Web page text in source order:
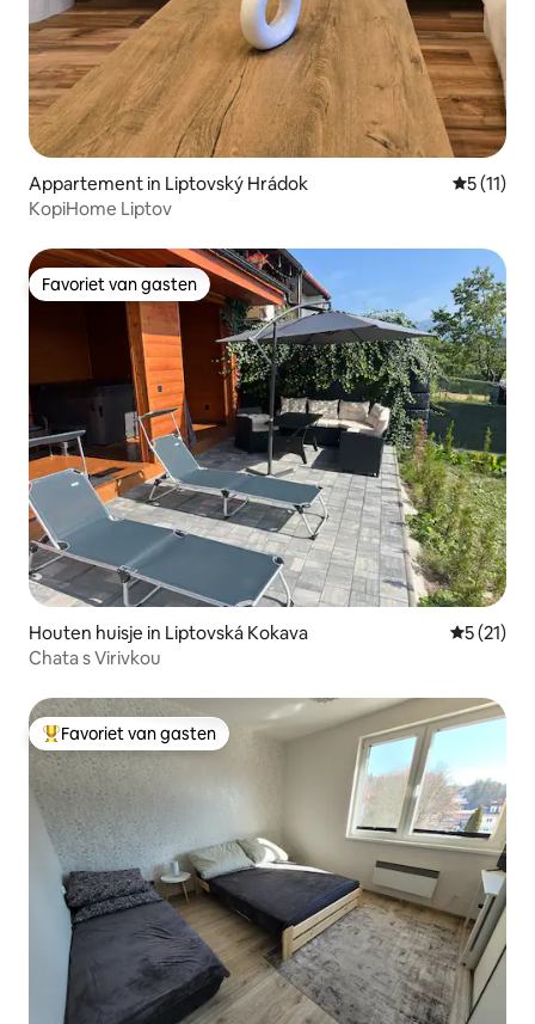
Appartement in Liptovský Hrádok
5 (11)
KopiHome Liptov
Favoriet van gasten
Favoriet van gasten
Houten huisje in Liptovská Kokava
5 (21)
Chata s Virivkou
Topfavoriet van gasten
Favoriet van gasten